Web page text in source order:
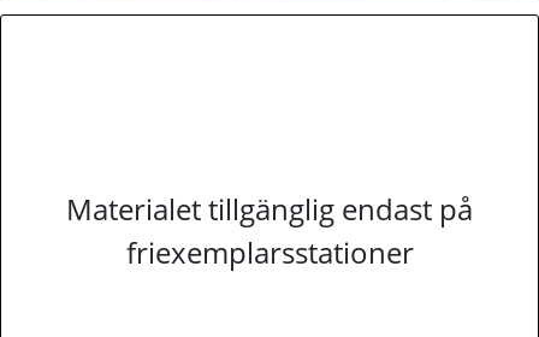
Materialet tillgänglig endast på
friexemplarsstationer